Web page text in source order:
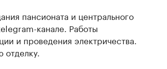
пансионата и центрального
канале. Работы
и проведения электричества.